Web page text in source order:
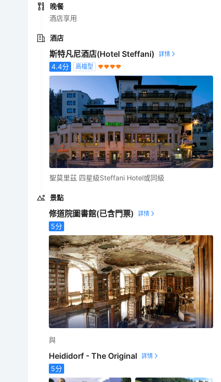
晚餐
酒店享用
酒店
斯特凡尼酒店(Hotel Steffani)
4.4分 高檔型
聖莫里茲 四星級Steffani Hotel或同級
景點
修道院圖書館(已含門票)
5分
與
Heididorf - The Original
5分